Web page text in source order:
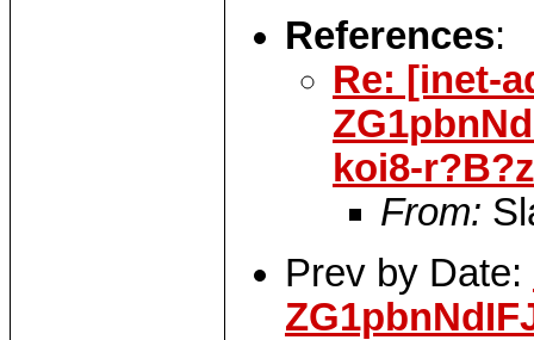
References:
Re: [inet-
koi8-
From:
Prev by Date: